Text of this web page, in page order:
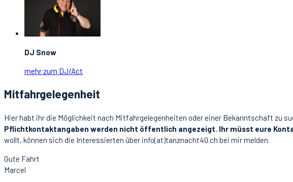
DJ Snow
mehr zum DJ/Act
Mitfahrgelegenheit
Hier habt ihr die Möglichkeit nach Mitfahrgelegenheiten oder einer Bekanntschaft zu
Pflichtkontaktangaben werden nicht öffentlich angezeigt. Ihr müsst eure
wollt, können sich die Interessierten über info(at)tanznacht40.ch bei mir melden.
Gute Fahrt
Marcel